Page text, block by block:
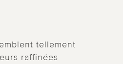
tellement
raffinées